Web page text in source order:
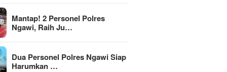
Mantap! 2 Personel Polres
Ngawi, Raih Ju…
Dua Personel Polres Ngawi Siap
Harumkan …